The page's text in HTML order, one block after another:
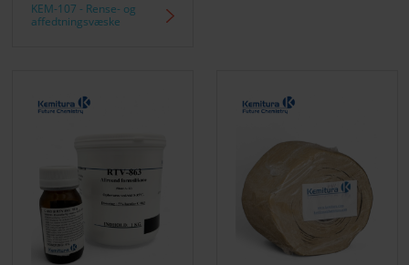
KEM-107 - Rense- og
affedtningsvæske